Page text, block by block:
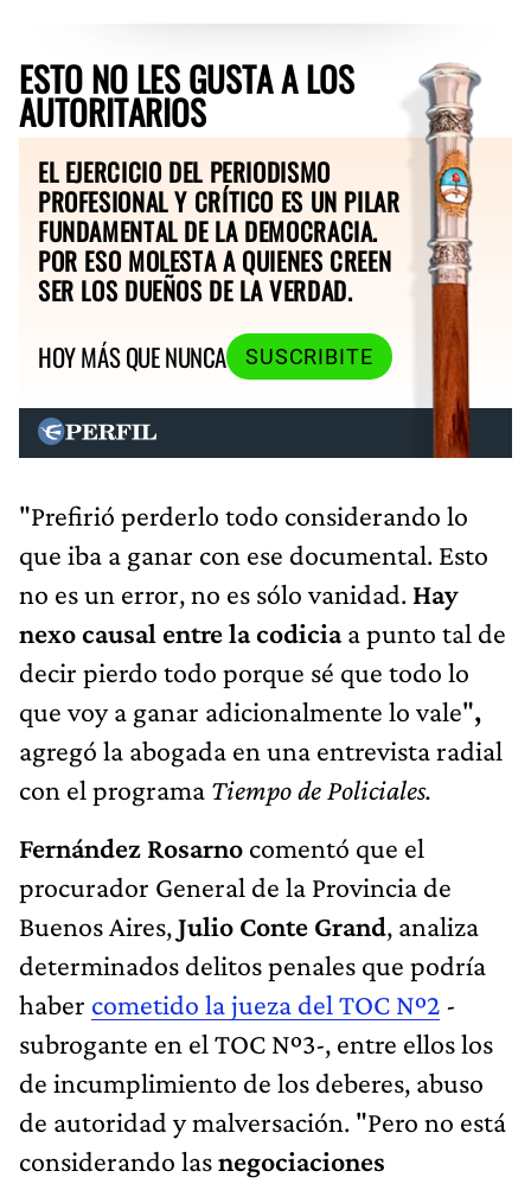
ESTO NO LES GUSTA A LOS
AUTORITARIOS
EL EJERCICIO DEL PERIODISMO
PROFESIONAL Y CRÍTICO ES UN PILAR
FUNDAMENTAL DE LA DEMOCRACIA.
POR ESO MOLESTA A QUIENES CREEN
SER LOS DUEÑOS DE LA VERDAD.
HOY MÁS QUE NUNCA
SUSCRIBITE
"Prefirió perderlo todo considerando lo
que iba a ganar con ese documental. Esto
no es un error, no es sólo vanidad. Hay
nexo causal entre la codiciaa punto tal de
decir pierdo todo porque sé que todo lo
que voy a ganar adicionalmente lo vale",
agregó la abogada en una entrevista radial
con el programa Tiempo de Policiales.
Fernández Rosarno comentó que el
procurador General de la Provincia de
Buenos Aires,Julio Conte Grand, analiza
determinados delitos penales que podría
haber cometido la jueza del TOC Nº2 -
subrogante en el TOC Nº3-, entre ellos los
de incumplimiento de los deberes, abuso
de autoridad y malversación. "Pero no está
considerando lasnegociaciones